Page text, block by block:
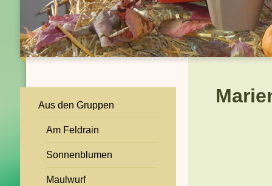
Aus den Gruppen
Am Feldrain
Sonnenblumen
Maulwurf